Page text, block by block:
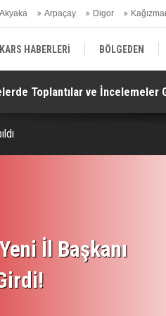
Akyaka Arpaçay Digor
KARS HABERLERİ BÖLGEDEN
EKONOMİ | FİNANS | OTOMOTİV
Toplantılar ve
İl Başkanı